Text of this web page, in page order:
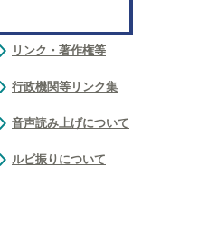
リンク・著作権等
行政機関等リンク集
音声読み上げについて
ルビ振りについて